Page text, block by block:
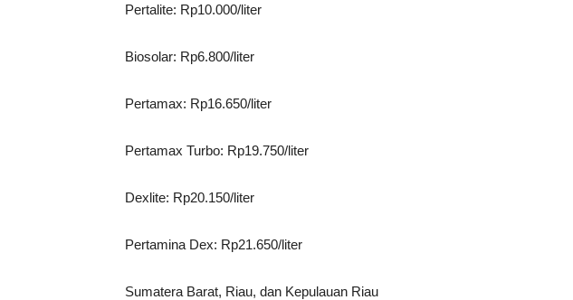
Pertalite: Rp10.000/liter
Biosolar: Rp6.800/liter
Pertamax: Rp16.650/liter
Pertamax Turbo: Rp19.750/liter
Dexlite: Rp20.150/liter
Pertamina Dex: Rp21.650/liter
Sumatera Barat, Riau, dan Kepulauan Riau